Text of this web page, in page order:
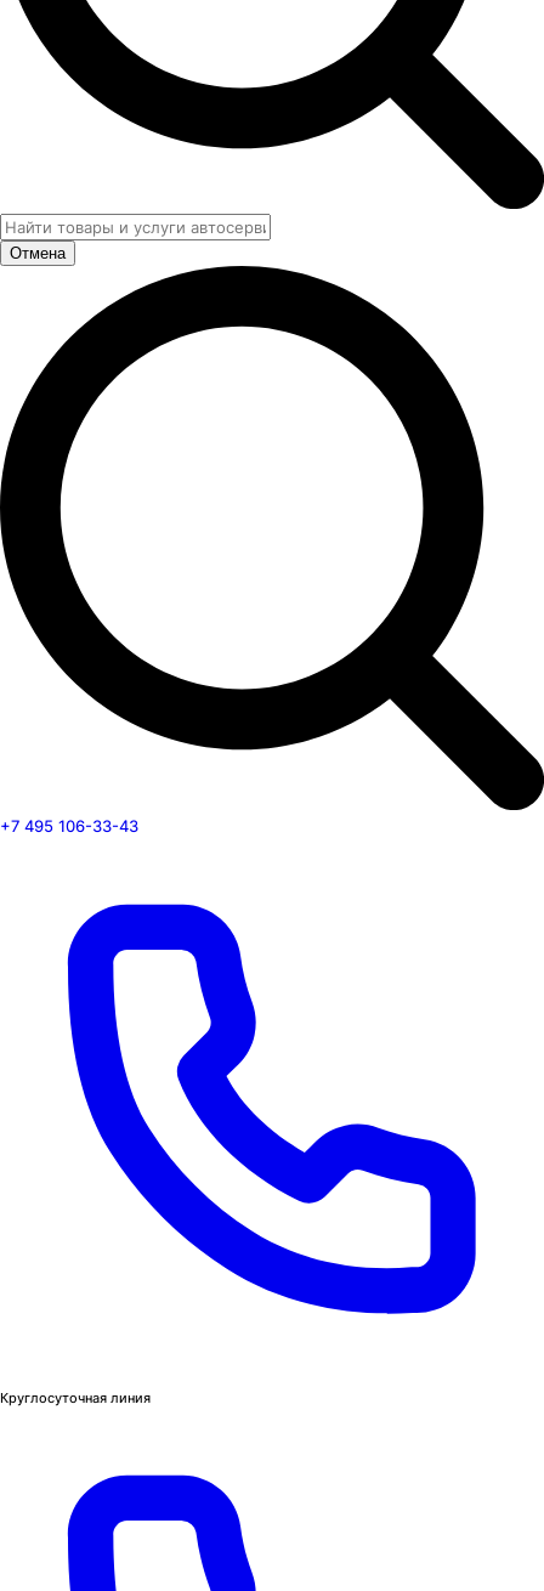
Отмена
+7 495 106-33-43
Круглосуточная линия